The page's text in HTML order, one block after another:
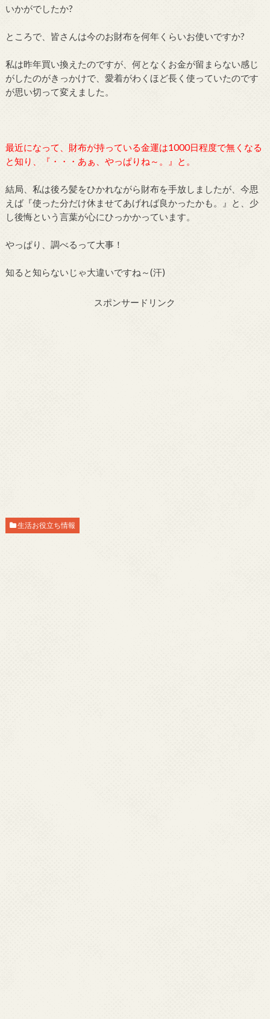
いかがでしたか?
ところで、皆さんは今のお財布を何年くらいお使いですか?
私は昨年買い換えたのですが、何となくお金が留まらない感じ
がしたのがきっかけで、愛着がわくほど長く使っていたのです
が思い切って変えました。
最近になって、財布が持っている金運は1000日程度で無くなる
と知り、『・・・あぁ、やっぱりね～。』と。
結局、私は後ろ髪をひかれながら財布を手放しましたが、今思
えば『使った分だけ休ませてあげれば良かったかも。』と、少
し後悔という言葉が心にひっかかっています。
やっぱり、調べるって大事！
知ると知らないじゃ大違いですね～(汗)
スポンサードリンク
生活お役立ち情報